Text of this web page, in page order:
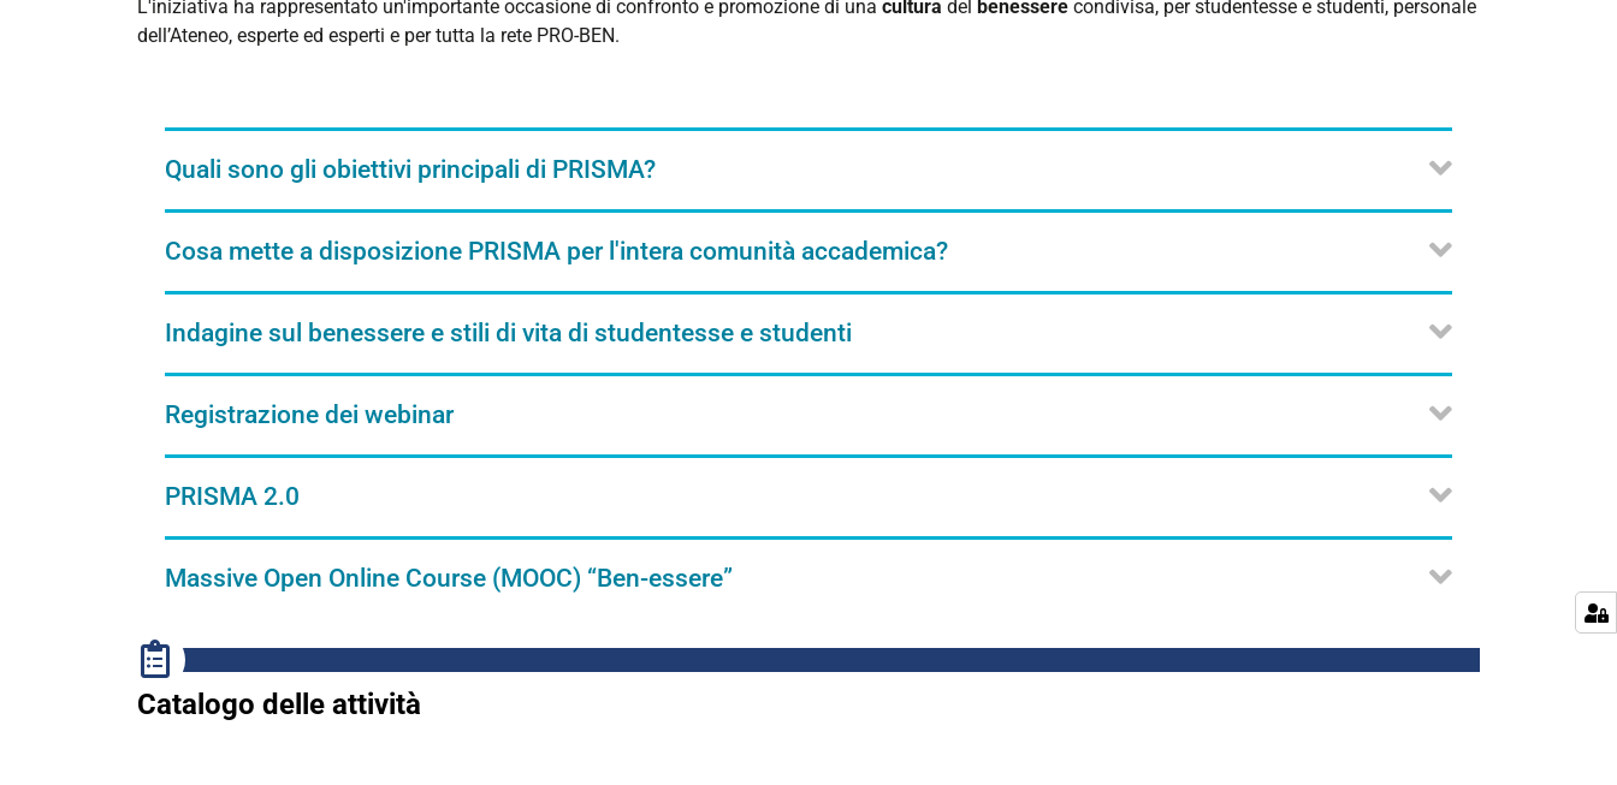
L'iniziativa ha rappresentato un'importante occasione di confronto e promozione di una cultura del benessere condivisa, per studentesse e studenti, personale
dell’Ateneo, esperte ed esperti e per tutta la rete PRO-BEN.
Quali sono gli obiettivi principali di PRISMA?
Cosa mette a disposizione PRISMA per l'intera comunità accademica?
Indagine sul benessere e stili di vita di studentesse e studenti
Registrazione dei webinar
PRISMA 2.0
Massive Open Online Course (MOOC) “Ben-essere”
Catalogo delle attività